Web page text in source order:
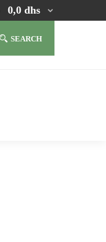
0,0 dhs
SEARCH